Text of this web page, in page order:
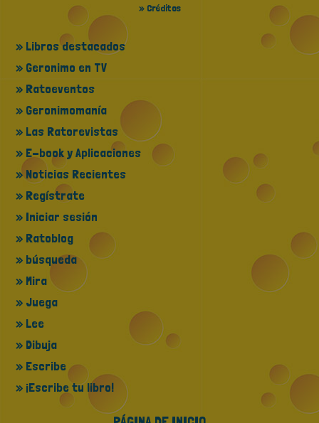
» Créditos
» Libros destacados
» Geronimo en TV
» Ratoeventos
» Geronimomanía
» Las Ratorevistas
» E-book y Aplicaciones
» Noticias Recientes
» Regístrate
» Iniciar sesión
» Ratoblog
» búsqueda
» Mira
» Juega
» Lee
» Dibuja
» Escribe
» ¡Escribe tu libro!